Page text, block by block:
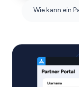
Wie kann ein